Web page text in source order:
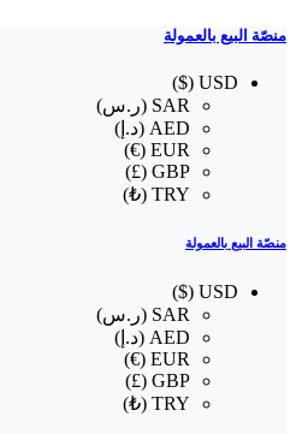
منصّة البيع بالعمولة
USD ($)
SAR (ر.س)
AED (د.إ)
EUR (€)
GBP (£)
TRY (₺)
منصّة البيع بالعمولة
USD ($)
SAR (ر.س)
AED (د.إ)
EUR (€)
GBP (£)
TRY (₺)